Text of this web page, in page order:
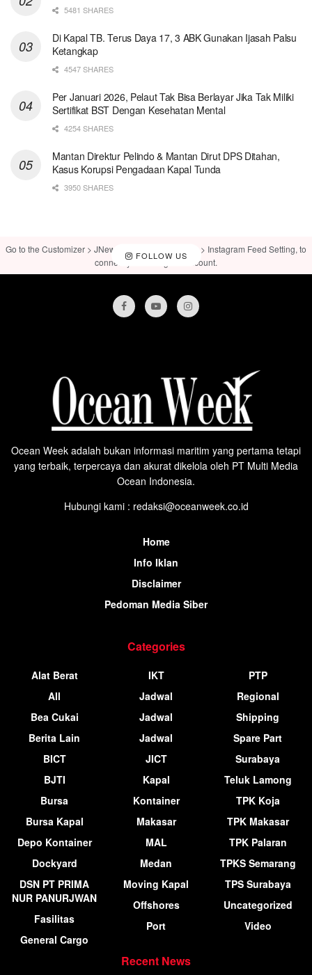
5481 SHARES
Di Kapal TB. Terus Daya 17, 3 ABK Gunakan Ijasah Palsu
Ketangkap
4547 SHARES
Per Januari 2026, Pelaut Tak Bisa Berlayar Jika Tak Miliki
Sertifikat BST Dengan Kesehatan Mental
4254 SHARES
Mantan Direktur Pelindo & Mantan Dirut DPS Ditahan,
Kasus Korupsi Pengadaan Kapal Tunda
3950 SHARES
FOLLOW US
Go to the Customizer > JNews : Social, Like & View > Instagram Feed Setting, to
connect your Instagram account.
Ocean Week adalah bukan informasi maritim yang pertama tetapi
yang terbaik, terpercaya dan akurat dikelola oleh PT Multi Media
Ocean Indonesia.
Hubungi kami : redaksi@oceanweek.co.id
Home
Info Iklan
Disclaimer
Pedoman Media Siber
Categories
Alat Berat
All
Bea Cukai
Berita Lain
BICT
BJTI
Bursa
Bursa Kapal
Depo Kontainer
Dockyard
DSN PT PRIMA
NUR PANURJWAN
Fasilitas
General Cargo
IKT
Jadwal
Jadwal
Jadwal
JICT
Kapal
Kontainer
Makasar
MAL
Medan
Moving Kapal
Offshores
Port
PTP
Regional
Shipping
Spare Part
Surabaya
Teluk Lamong
TPK Koja
TPK Makasar
TPK Palaran
TPKS Semarang
TPS Surabaya
Uncategorized
Video
Recent News